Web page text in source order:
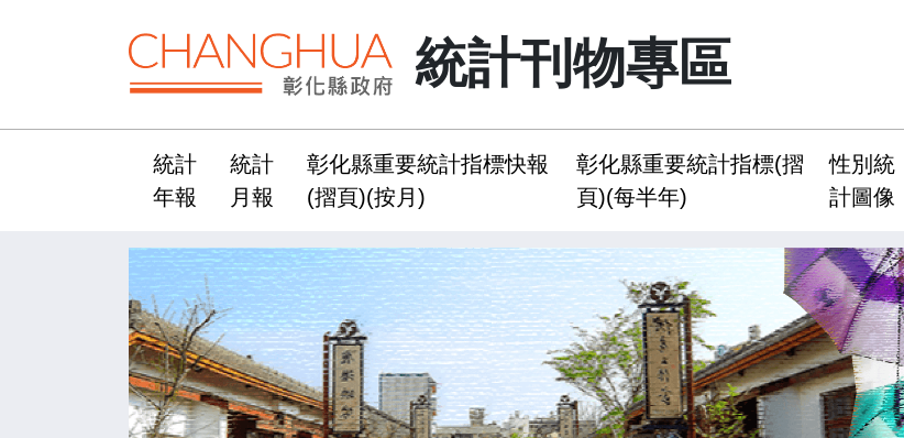
統計刊物專區
統計
年報
統計
月報
彰化縣重要統計指標快報
(摺頁)(按月)
彰化縣重要統計指標(摺
頁)(每半年)
性別統
計圖像